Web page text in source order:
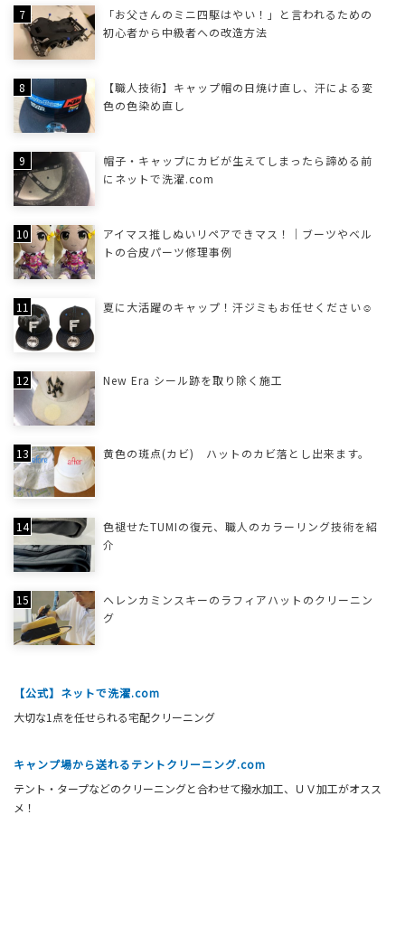
「お父さんのミニ四駆はやい！」と言われるための
初心者から中級者への改造方法
【職人技術】キャップ帽の日焼け直し、汗による変
色の色染め直し
帽子・キャップにカビが生えてしまったら諦める前
にネットで洗濯.com
アイマス推しぬいリペアできマス！｜ブーツやベル
トの合皮パーツ修理事例
夏に大活躍のキャップ！汗ジミもお任せください☺
New Era シール跡を取り除く施工
黄色の斑点(カビ) ハットのカビ落とし出来ます。
色褪せたTUMIの復元、職人のカラーリング技術を紹
介
ヘレンカミンスキーのラフィアハットのクリーニン
グ
【公式】ネットで洗濯.com
大切な1点を任せられる宅配クリーニング
キャンプ場から送れるテントクリーニング.com
テント・タープなどのクリーニングと合わせて撥水加工、ＵＶ加工がオスス
メ！